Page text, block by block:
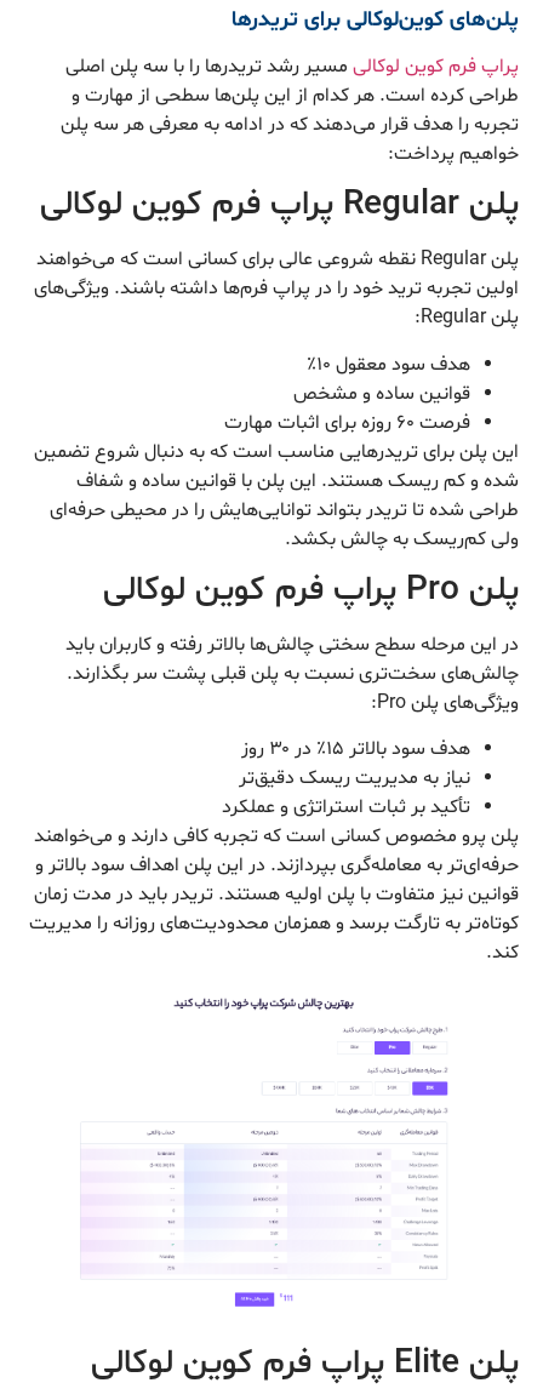
پلن‌های کوین‌لوکالی برای تریدرها
پراپ فرم کوین لوکالی مسیر رشد تریدرها را با سه پلن اصلی
طراحی کرده است. هر کدام از این پلن‌ها سطحی از مهارت و
تجربه را هدف قرار می‌دهند که در ادامه به معرفی هر سه پلن
خواهیم پرداخت:
پلن Regular پراپ فرم کوین لوکالی
پلن Regular نقطه شروعی عالی برای کسانی است که می‌خواهند
اولین تجربه ترید خود را در پراپ فرم‌ها داشته باشند. ویژگی‌های
پلن Regular:
هدف سود معقول ۱۰٪
قوانین ساده و مشخص
فرصت ۶۰ روزه برای اثبات مهارت
این پلن برای تریدرهایی مناسب است که به دنبال شروع تضمین
شده و کم ریسک هستند. این پلن با قوانین ساده و شفاف
طراحی شده تا تریدر بتواند توانایی‌هایش را در محیطی حرفه‌ای
ولی کم‌ریسک به چالش بکشد.
پلن Pro پراپ فرم کوین لوکالی
در این مرحله سطح سختی چالش‌ها بالاتر رفته و کاربران باید
چالش‌های سخت‌تری نسبت به پلن قبلی پشت سر بگذارند.
ویژگی‌های پلن Pro:
هدف سود بالاتر ۱۵٪ در ۳۰ روز
نیاز به مدیریت ریسک دقیق‌تر
تأکید بر ثبات استراتژی و عملکرد
پلن پرو مخصوص کسانی است که تجربه کافی دارند و می‌خواهند
حرفه‌ای‌تر به معامله‌‌گری بپردازند. در این پلن اهداف سود بالاتر و
قوانین نیز متفاوت با پلن اولیه هستند. تریدر باید در مدت زمان
کوتاه‌تر به تارگت برسد و همزمان محدودیت‌های روزانه را مدیریت
کند.
پلن Elite پراپ فرم کوین لوکالی